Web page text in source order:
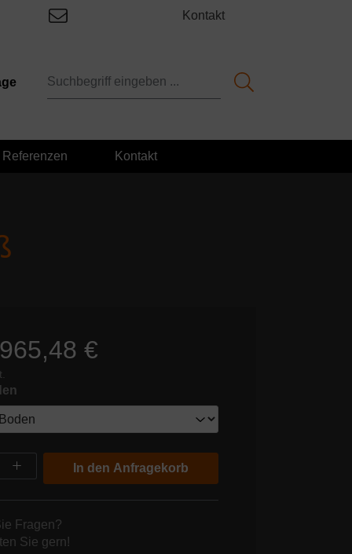
Kontakt
Referenzen Kontakt
€
Anzahl: Gib den gewünschten Wert
In den Anfragekorb
Fragen?
Sie gern!